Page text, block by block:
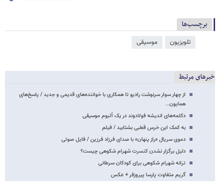
برچسب‌ها
تلویزیون موسیقی
خبرهای مرتبط
از چهار سوار سرنوشت رادیو تا همکاری با خواننده‌های قدیمی و جدید / پاسخ‌های
همایون…
دکلمه‌های اندیشه فولادوند در یک آلبوم موسیقی
به کمک این خرس قطبی بشتابید / فیلم
دموی سریال «راز پنهان» با صدای فرزاد فرزین / فایل صوتی
دلیل برگزار نشدن کنسرت شهرام شکوهی چیست؟
ترانه شهرام شکوهی برای کودکان سرطانی
گریم متفاوت پارسا پیروزفر + عکس